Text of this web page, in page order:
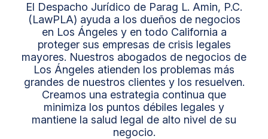
El Despacho Jurídico de Parag L. Amin, P.C.
(LawPLA) ayuda a los dueños de negocios
en Los Ángeles y en todo California a
proteger sus empresas de crisis legales
mayores. Nuestros abogados de negocios de
Los Ángeles atienden los problemas más
grandes de nuestros clientes y los resuelven.
Creamos una estrategia continua que
minimiza los puntos débiles legales y
mantiene la salud legal de alto nivel de su
negocio.